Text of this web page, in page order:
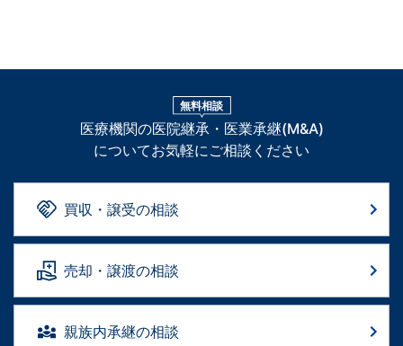
無料相談
医療機関の医院継承・医業承継(M&A)
についてお気軽にご相談ください
買収・譲受の相談
売却・譲渡の相談
親族内承継の相談